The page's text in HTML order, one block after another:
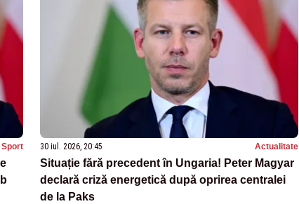
Sport 30 iul. 2026, 20:45 Actualitate
Situație fără precedent în Ungaria! Peter Magyar
declară criză energetică după oprirea centralei
de la Paks